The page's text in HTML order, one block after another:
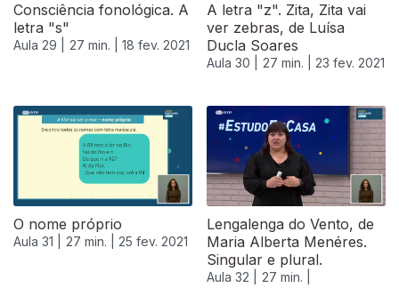
Consciência fonológica. A
letra "s"
Aula 29 | 27 min. | 18 fev. 2021
A letra "z". Zita, Zita vai
ver zebras, de Luísa
Ducla Soares
Aula 30 | 27 min. | 23 fev. 2021
O nome próprio
Aula 31 | 27 min. | 25 fev. 2021
Lengalenga do Vento, de
Maria Alberta Menéres.
Singular e plural.
Aula 32 |
27 min. |